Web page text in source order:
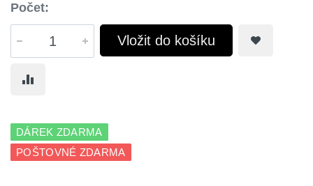
Počet:
Vložit do košíku
DÁREK ZDARMA
POŠTOVNÉ ZDARMA